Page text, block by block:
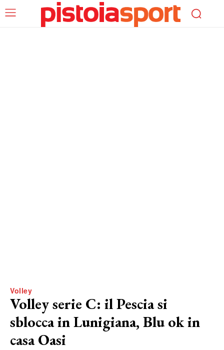
Volley
Volley serie C: il Pescia si
sblocca in Lunigiana, Blu ok in
casa Oasi